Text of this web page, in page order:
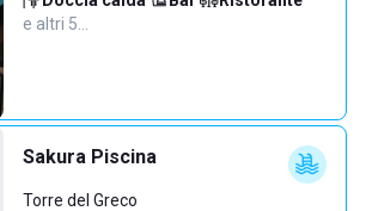
e altri 5…
Sakura Piscina
Torre del Greco